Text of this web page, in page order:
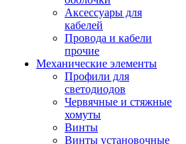
Аксессуары для
кабелей
Провода и кабели
прочие
Механические элементы
Профили для
светодиодов
Червячные и стяжные
хомуты
Винты
Винты установочные